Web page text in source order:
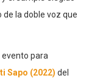
la doble voz que
evento para
Sapo (2022) del